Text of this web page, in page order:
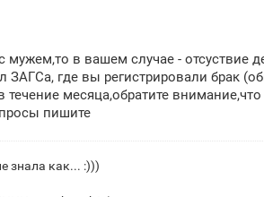
в вашем случае - отсуствие
ЗАГСа, где вы регистрировали брак
месяца,обратите
пишите
знала как... :)))